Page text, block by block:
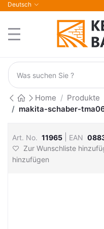
Deutsch
Home Produkte
makita-schaber-
Art. No. 11965 EAN
Zur Wunschliste
hinzufügen